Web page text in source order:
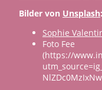
Bilder von Unsplash:
Sophie
Foto Fee
(https://